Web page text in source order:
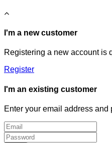
I'm a new customer
Registering a new account is
Register
I'm an existing customer
Enter your email address and